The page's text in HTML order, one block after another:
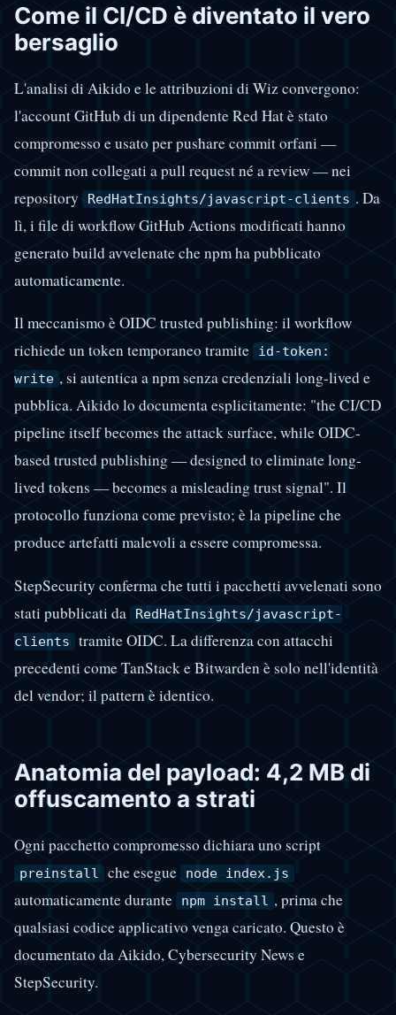
Come il CI/CD è diventato il vero
bersaglio
L'analisi di Aikido e le attribuzioni di Wiz convergono:
l'account GitHub di un dipendente Red Hat è stato
compromesso e usato per pushare commit orfani —
commit non collegati a pull request né a review — nei
repository RedHatInsights/javascript-clients . Da
lì, i file di workflow GitHub Actions modificati hanno
generato build avvelenate che npm ha pubblicato
automaticamente.
Il meccanismo è OIDC trusted publishing: il workflow
richiede un token temporaneo tramite id-token:
write , si autentica a npm senza credenziali long-lived e
pubblica. Aikido lo documenta esplicitamente: "the CI/CD
pipeline itself becomes the attack surface, while OIDC-
based trusted publishing — designed to eliminate long-
lived tokens — becomes a misleading trust signal". Il
protocollo funziona come previsto; è la pipeline che
produce artefatti malevoli a essere compromessa.
StepSecurity conferma che tutti i pacchetti avvelenati sono
stati pubblicati da
RedHatInsights/javascript-
clients
tramite OIDC. La differenza con attacchi
precedenti come TanStack e Bitwarden è solo nell'identità
del vendor; il pattern è identico.
Anatomia del payload: 4,2 MB di
offuscamento a strati
Ogni pacchetto compromesso dichiara uno script
preinstall che esegue node index.js
automaticamente durante npm install , prima che
qualsiasi codice applicativo venga caricato. Questo è
documentato da Aikido, Cybersecurity News e
StepSecurity.